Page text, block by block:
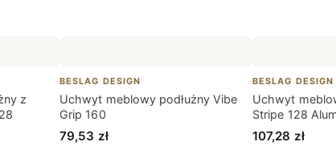
z
BESLAG DESIGN
Uchwyt meblowy podłużny Vibe
Grip 160
79,53 zł
BESLAG DESIGN
Uchwyt
Stripe 128
107,28 zł